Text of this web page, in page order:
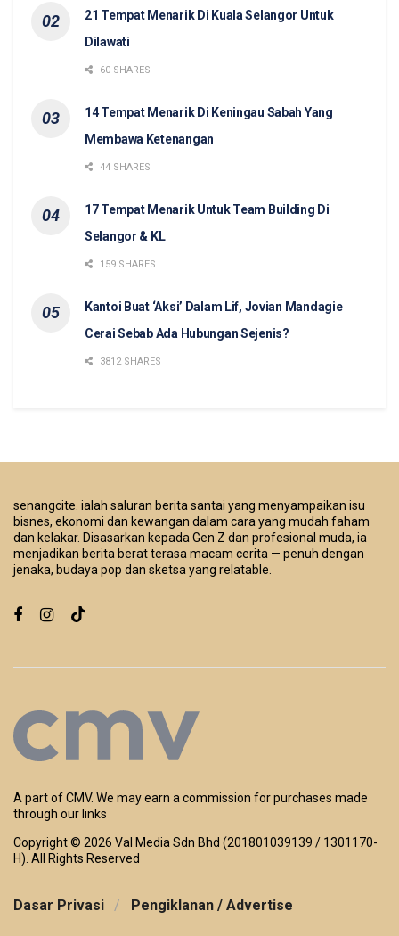
21 Tempat Menarik Di Kuala Selangor Untuk
Dilawati
60 SHARES
14 Tempat Menarik Di Keningau Sabah Yang
Membawa Ketenangan
44 SHARES
17 Tempat Menarik Untuk Team Building Di
Selangor & KL
159 SHARES
Kantoi Buat ‘Aksi’ Dalam Lif, Jovian Mandagie
Cerai Sebab Ada Hubungan Sejenis?
3812 SHARES
senangcite. ialah saluran berita santai yang menyampaikan isu
bisnes, ekonomi dan kewangan dalam cara yang mudah faham
dan kelakar. Disasarkan kepada Gen Z dan profesional muda, ia
menjadikan berita berat terasa macam cerita — penuh dengan
jenaka, budaya pop dan sketsa yang relatable.
A part of CMV. We may earn a commission for purchases made
through our links
Copyright © 2026 Val Media Sdn Bhd (201801039139 / 1301170-
H). All Rights Reserved
Dasar Privasi Pengiklanan / Advertise